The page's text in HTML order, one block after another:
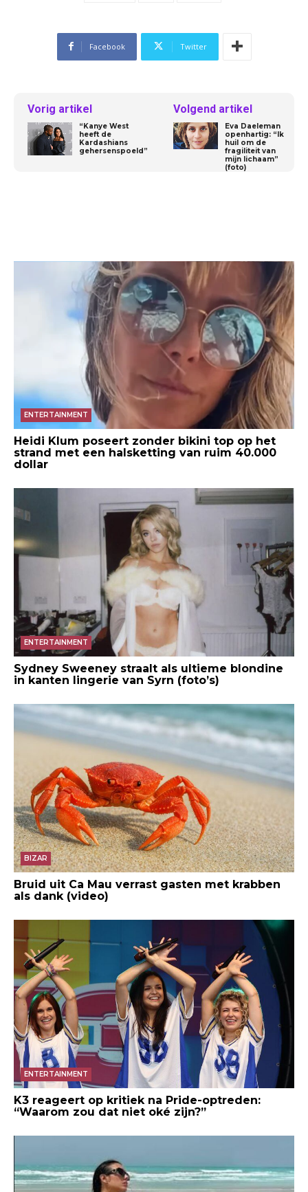
Facebook Twitter
Vorig artikel
“Kanye West
heeft de
Kardashians
gehersenspoeld”
Volgend artikel
Eva Daeleman
openhartig: “Ik
huil om de
fragiliteit van
mijn lichaam”
(foto)
ENTERTAINMENT
Heidi Klum poseert zonder bikini top op het
strand met een halsketting van ruim 40.000
dollar
ENTERTAINMENT
Sydney Sweeney straalt als ultieme blondine
in kanten lingerie van Syrn (foto’s)
BIZAR
Bruid uit Ca Mau verrast gasten met krabben
als dank (video)
ENTERTAINMENT
K3 reageert op kritiek na Pride-optreden:
“Waarom zou dat niet oké zijn?”